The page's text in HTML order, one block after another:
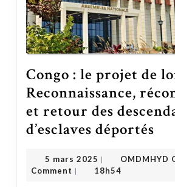
Congo : le projet de
Reconnaissance,
et retour des
d’esclaves déportés
5 mars 2025 | OMDMHYD
Comment | 18h54